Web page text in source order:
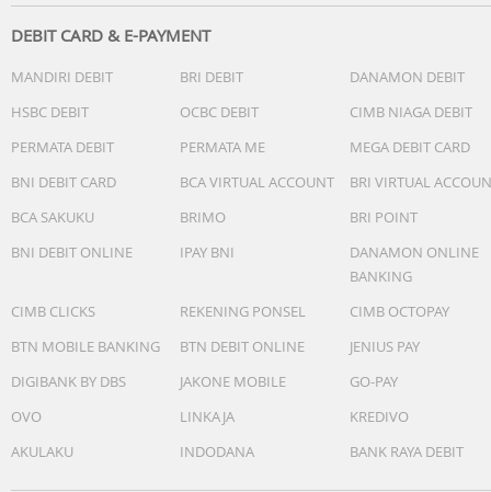
DEBIT CARD & E-PAYMENT
MANDIRI DEBIT BRI DEBIT
DANAMON DEBIT
HSBC DEBIT
OCBC DEBIT
CIMB NIAGA DEBIT
PERMATA DEBIT
PERMATA ME
MEGA DEBIT CARD
BNI DEBIT CARD
BCA VIRTUAL ACCOUNT
BRI VIRTUAL
BCA SAKUKU
BRIMO
BRI POINT
BNI DEBIT ONLINE
IPAY BNI
DANAMON ONLINE
BANKING
CIMB CLICKS
REKENING PONSEL
CIMB OCTOPAY
BTN MOBILE BANKING
BTN DEBIT ONLINE
JENIUS PAY
DIGIBANK BY DBS
JAKONE MOBILE
GO-PAY
OVO
LINKAJA
KREDIVO
AKULAKU
INDODANA BANK RAYA DEBIT